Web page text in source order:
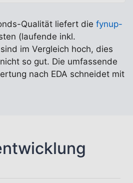
Qualität liefert die fynup-
(laufende inkl.
im Vergleich hoch, dies
so gut. Die umfassende
nach EDA schneidet mit